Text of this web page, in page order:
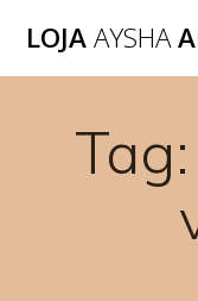
LOJAAYSHA
Tag: